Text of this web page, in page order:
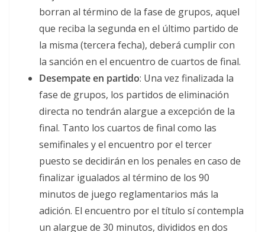
borran al término de la fase de grupos, aquel
que reciba la segunda en el último partido de
la misma (tercera fecha), deberá cumplir con
la sanción en el encuentro de cuartos de final.
Desempate en partido: Una vez finalizada la
fase de grupos, los partidos de eliminación
directa no tendrán alargue a excepción de la
final. Tanto los cuartos de final como las
semifinales y el encuentro por el tercer
puesto se decidirán en los penales en caso de
finalizar igualados al término de los 90
minutos de juego reglamentarios más la
adición. El encuentro por el título sí contempla
un alargue de 30 minutos, divididos en dos